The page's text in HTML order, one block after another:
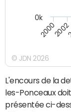
20002002
0k
© JDN 2026
L'encours de la
les-Ponceaux
présentée ci-